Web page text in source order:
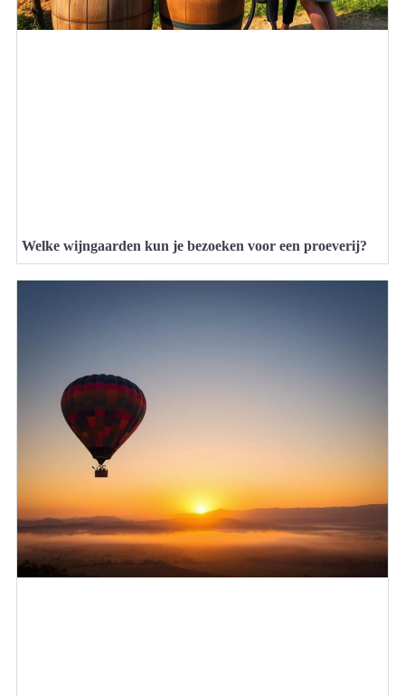
Welke wijngaarden kun je bezoeken voor een proeverij?